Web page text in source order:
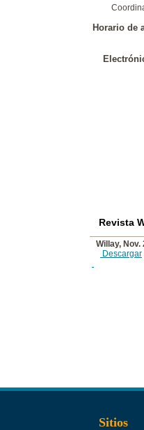
Horario de
Revista
Willay, Nov.
Descargar
Sitios